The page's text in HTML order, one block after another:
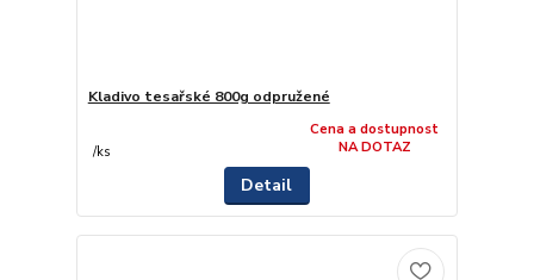
Kladivo tesařské 800g odpružené
/ks
Cena a dostupnost
NA DOTAZ
Detail